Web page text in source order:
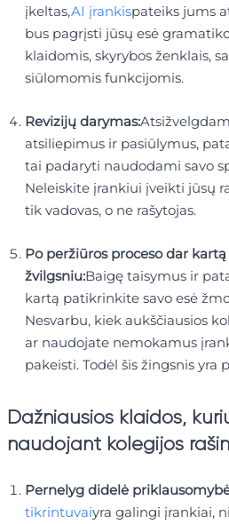
įkeltas,AI įrankispateiks jums
bus pagrįsti jūsų esė
klaidomis, skyrybos ženklais,
siūlomomis funkcijomis.
Revizijų darymas:
atsiliepimus ir pasiūlymus,
tai padaryti naudodami savo
Neleiskite įrankiui įveikti jūsų
tik vadovas, o ne rašytojas.
Po peržiūros proceso dar
žvilgsniu:Baigę taisymus ir
kartą patikrinkite savo esė
Nesvarbu, kiek aukščiausios
ar naudojate nemokamus
pakeisti. Todėl šis žingsnis yra
Dažniausios klaidos,
naudojant kolegijos
Pernelyg didelė
tikrintuvaiyra galingi įrankiai,